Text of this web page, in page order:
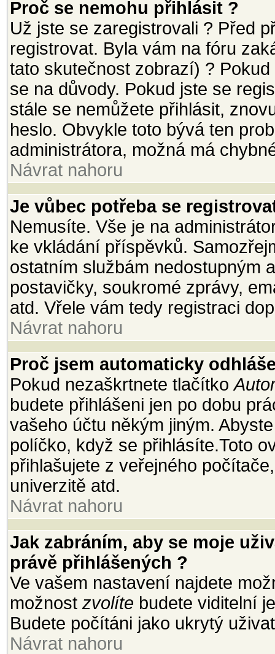
Proč se nemohu přihlásit ?
Už jste se zaregistrovali ? Před
registrovat. Byla vám na fóru
tato skutečnost zobrazí) ?
se na důvody. Pokud jste se
stále se nemůžete přihlásit,
heslo. Obvykle toto bývá ten
administrátora, možná má
Návrat nahoru
Je vůbec potřeba se
Nemusíte. Vše je na
ke vkládání příspěvků.
ostatním službám nedostupným
postavičky, soukromé zprávy,
atd. Vřele vám tedy registraci
Návrat nahoru
Proč jsem automaticky
Pokud nezaškrtnete tlačítko
budete přihlášeni jen po dobu
vašeho účtu někým jiným.
políčko, když se přihlásíte.Toto
přihlašujete z veřejného
univerzitě atd.
Návrat nahoru
Jak zabráním, aby se moje
právě přihlášených ?
Ve vašem nastavení najdete
možnost zvolíte budete viditelní
Budete počítáni jako ukrytý
Návrat nahoru